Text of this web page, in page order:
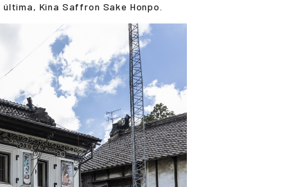
Kina Saffron Sake Honpo.